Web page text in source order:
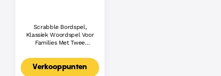
Scrabble Bordspel,
Klassiek Woordspel Voor
Families Met Twee
Voor 2-4 Spelers,
Nederlandse Editie
Verkooppunten